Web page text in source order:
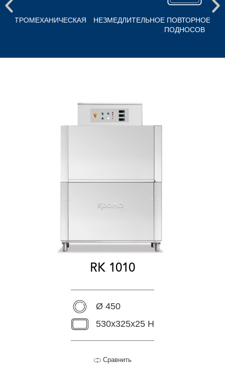
НЕЗМЕДЛИТЕЛЬНОЕ ПОВТОРНОЕ ИСПОЛЬЗОВАНИЕ
RK 1010
Ø 450
530x325x25 H
Сравнить